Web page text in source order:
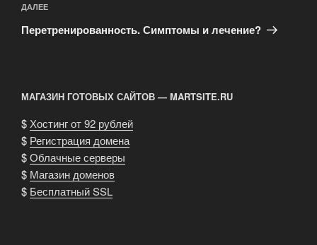
Следующая
запись
ДАЛЕЕ
Перетренированность. Симптомы и лечение?
МАГАЗИН ГОТОВЫХ САЙТОВ — MARTSITE.RU
$Хостинг от 92 рублей
$ Регистрация домена
$Облачные серверы
$ Магазин доменов
$ Бесплатный SSL